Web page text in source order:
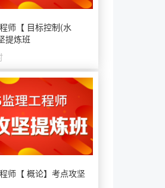
师【 目标控制(水
提炼班
师【 概论】考点攻坚